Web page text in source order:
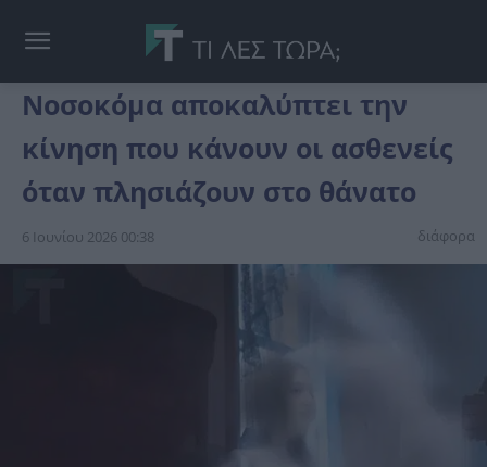
Νοσοκόμα αποκαλύπτει την
κίνηση που κάνουν οι ασθενείς
όταν πλησιάζουν στο θάνατο
6 Ιουνίου 2026 00:38 διάφορα